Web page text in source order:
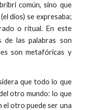
común, sino que
dios) se expresaba;
o ritual. En este
de las palabras son
son metafóricas y
que todo lo que
otro mundo: lo que
el otro puede ser una